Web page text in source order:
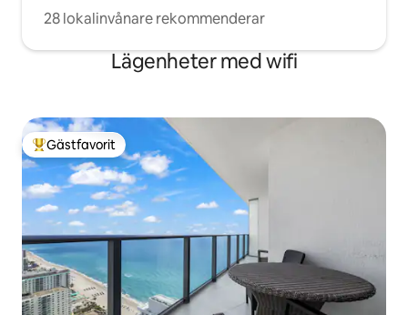
28 lokalinvånare rekommenderar
Lägenheter med wifi
Populär gästfavorit
Gästfavorit